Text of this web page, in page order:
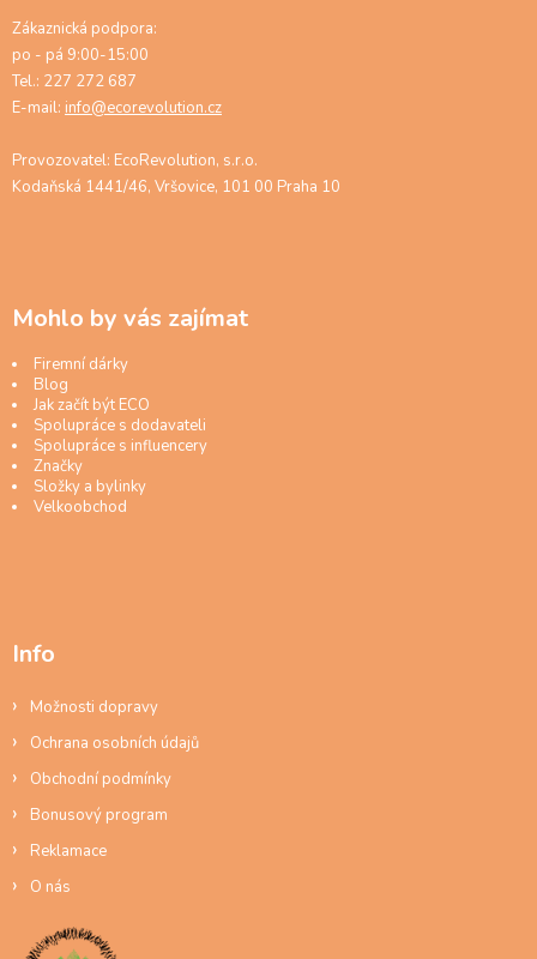
Zákaznická podpora:
po - pá 9:00-15:00
Tel.: 227 272 687
E-mail: info@ecorevolution.cz
Provozovatel: EcoRevolution, s.r.o.
Kodaňská 1441/46, Vršovice, 101 00 Praha 10
Mohlo by vás zajímat
Firemní dárky
Blog
Jak začít být ECO
Spolupráce s dodavateli
Spolupráce s influencery
Značky
Složky a bylinky
Velkoobchod
Info
Možnosti dopravy
Ochrana osobních údajů
Obchodní podmínky
Bonusový program
Reklamace
O nás